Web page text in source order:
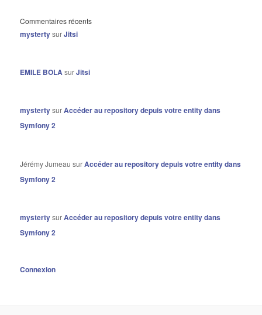
Commentaires récents
mystertysurJitsi
EMILE BOLAsurJitsi
mystertysurAccéder au repository depuis votre entity dans
Symfony 2
Jérémy Jumeau surAccéder au repository depuis votre entity dans
Symfony 2
mystertysurAccéder au repository depuis votre entity dans
Symfony 2
Connexion